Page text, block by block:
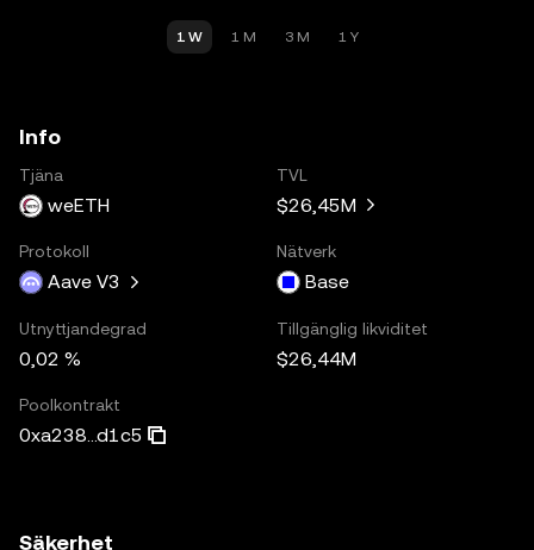
1 W 1 M 3 M 1 Y
Info
Tjäna
weETH
TVL
$26,45M
Protokoll
Aave V3
Nätverk
Base
Utnyttjandegrad
0,02 %
Tillgänglig likviditet
$26,44M
Poolkontrakt
0xa238...d1c5
Säkerhet